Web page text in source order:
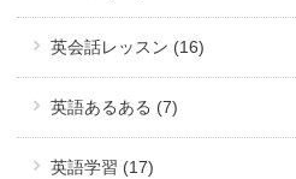
英会話レッスン (16)
英語あるある (7)
英語学習 (17)